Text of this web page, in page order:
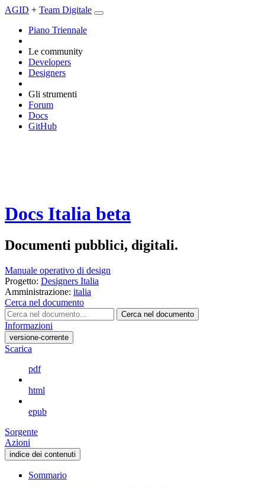
AGID + Team Digitale
Piano Triennale
Le community
Developers
Designers
Gli strumenti
Forum
Docs
GitHub
Docs Italia beta
Documenti pubblici, digitali.
Manuale operativo di design
Progetto: Designers Italia
Amministrazione: italia
Cerca nel documento
Cerca nel documento
Informazioni
versione-corrente
Scarica
pdf
html
epub
Sorgente
Azioni
indice dei contenuti
Sommario